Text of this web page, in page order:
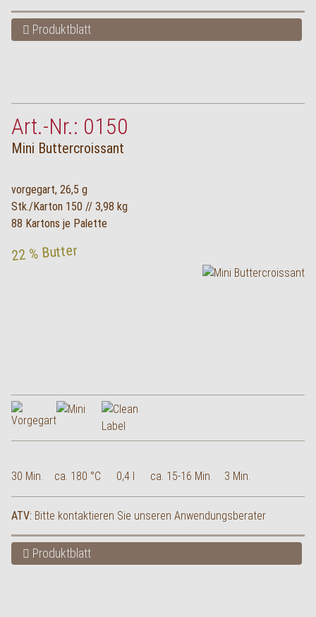
Produktblatt
Art.-Nr.: 0150
Mini Buttercroissant
vorgegart, 26,5 g
Stk./Karton 150 // 3,98 kg
88 Kartons je Palette
22 % Butter
30 Min. ca. 180 °C 0,4 l ca. 15-16 Min. 3 Min.
ATV: Bitte kontaktieren Sie unseren Anwendungsberater
Produktblatt